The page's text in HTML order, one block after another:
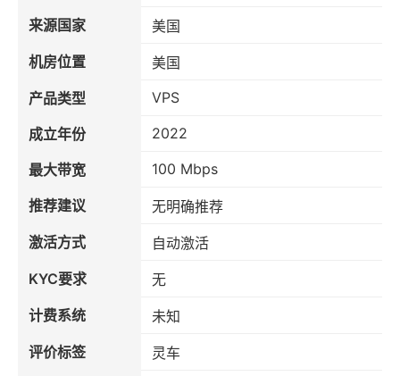
来源国家
美国
机房位置
美国
产品类型
VPS
成立年份 2022
最大带宽 100 Mbps
推荐建议
无明确推荐
激活方式
自动激活
KYC要求
无
计费系统
未知
评价标签
灵车